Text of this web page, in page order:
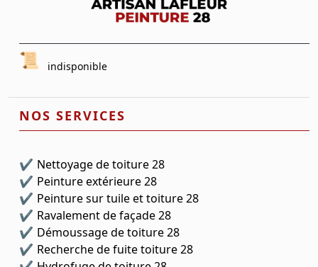
indisponible
NOS SERVICES
Nettoyage de toiture 28
Peinture extérieure 28
Peinture sur tuile et toiture 28
Ravalement de façade 28
Démoussage de toiture 28
Recherche de fuite toiture 28